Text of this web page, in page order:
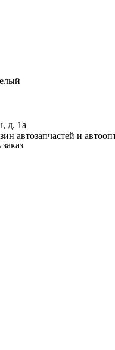
д. 1а
автозапчастей и